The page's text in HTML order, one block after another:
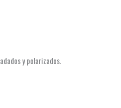
y polarizados.